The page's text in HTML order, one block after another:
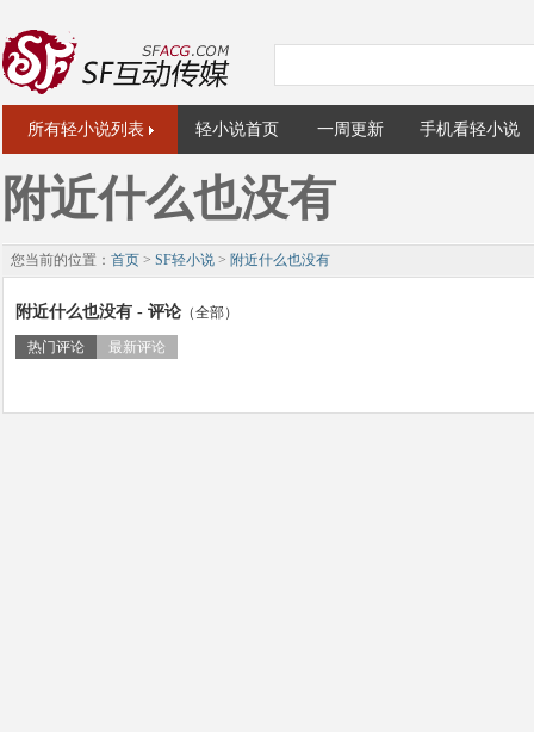
所有轻小说列表 轻小说首页 一周更新 手机看轻小说
附近什么也没有
您当前的位置： 首页 > SF轻小说 > 附近什么也没有
附近什么也没有 - 评论 （全部）
热门评论 最新评论